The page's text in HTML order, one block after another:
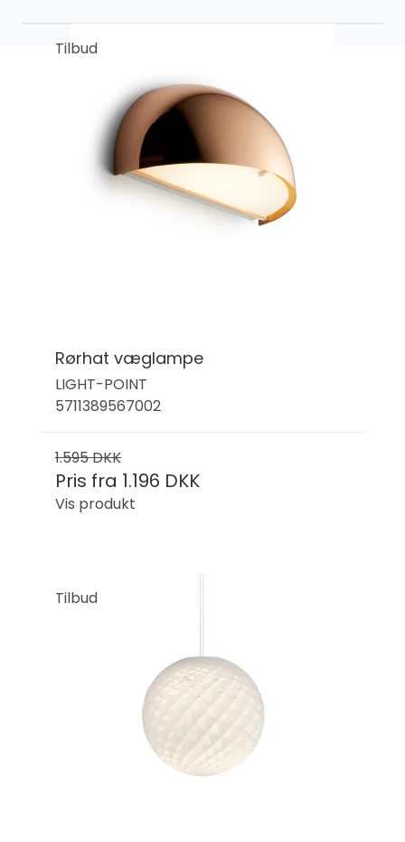
Tilbud
Rørhat væglampe
LIGHT-POINT
5711389567002
1.595 DKK
Pris fra 1.196 DKK
Vis produkt
Tilbud